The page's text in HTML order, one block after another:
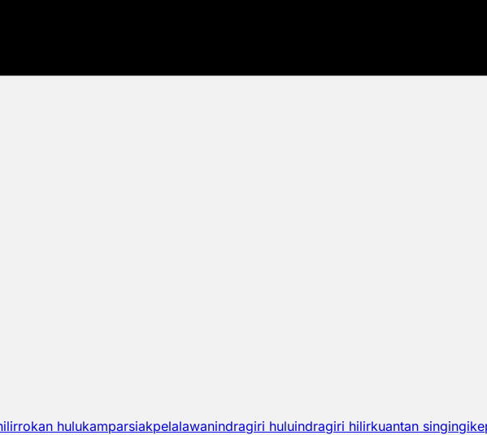
rokan hulukamparsiakpelalawanindragiri huluindragiri hilirkuantan singingi